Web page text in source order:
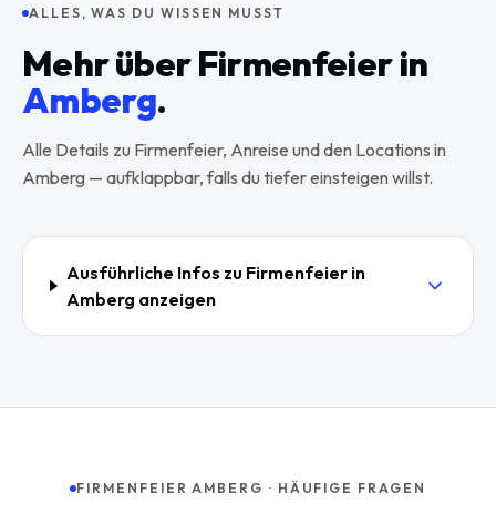
ALLES, WAS DU WISSEN MUSST
Mehr überFirmenfeierin
Amberg.
Alle Details zu Firmenfeier, Anreise und den Locations in
Amberg — aufklappbar, falls du tiefer einsteigen willst.
Ausführliche Infos zu Firmenfeierin
Amberg anzeigen
FIRMENFEIER AMBERG · HÄUFIGE FRAGEN